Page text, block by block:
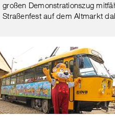
großen Demonstrationszug
Straßenfest auf dem Altmarkt